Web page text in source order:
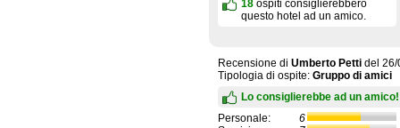
18 ospiti consiglierebbero
questo hotel ad un amico.
Recensione di Umberto Petti del 26/
Tipologia di ospite: Gruppo di amici
Lo consiglierebbe ad un amico!
Personale:
6